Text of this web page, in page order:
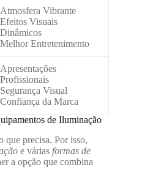
Atmosfera Vibrante
Efeitos Visuais
Dinâmicos
Melhor Entretenimento
Apresentações
Profissionais
Segurança Visual
Confiança da Marca
de Iluminação
que precisa. Por isso,
e várias formas de
a opção que combina